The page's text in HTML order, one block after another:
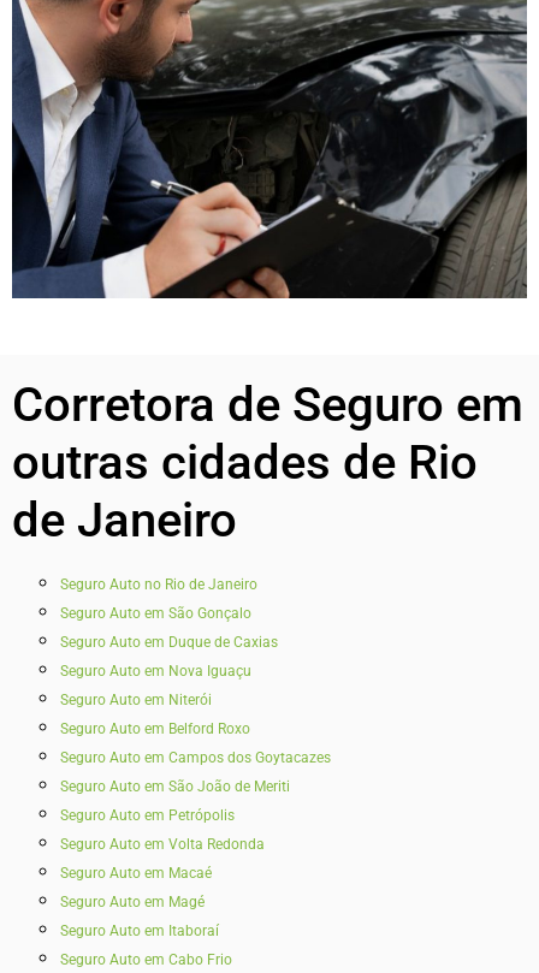
Corretora de Seguro em
outras cidades de Rio
de Janeiro
Seguro Auto no Rio de Janeiro
Seguro Auto em São Gonçalo
Seguro Auto em Duque de Caxias
Seguro Auto em Nova Iguaçu
Seguro Auto em Niterói
Seguro Auto em Belford Roxo
Seguro Auto em Campos dos Goytacazes
Seguro Auto em São João de Meriti
Seguro Auto em Petrópolis
Seguro Auto em Volta Redonda
Seguro Auto em Macaé
Seguro Auto em Magé
Seguro Auto em Itaboraí
Seguro Auto em Cabo Frio